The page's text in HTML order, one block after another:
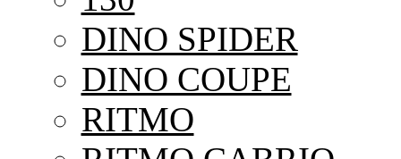
DINO SPIDER
DINO COUPE
RITMO